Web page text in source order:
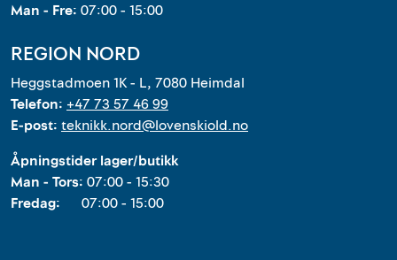
Man - Fre: 07:00 - 15:00
REGION NORD
Heggstadmoen 1K - L, 7080 Heimdal
Telefon: +47 73 57 46 99
E-post: teknikk.nord@lovenskiold.no
Åpningstider lager/butikk
Man - Tors: 07:00 - 15:30
Fredag: 07:00 - 15:00